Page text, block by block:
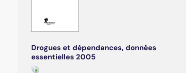
Drogues et dépendances, données
essentielles 2005